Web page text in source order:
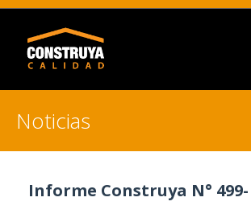
Noticias
Informe Construya N° 499-